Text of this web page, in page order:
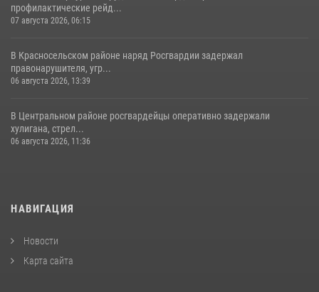
профилактические рейд...
07 августа 2026, 06:15
В Красносельском районе наряд Росгвардии задержал
правонарушителя, угр...
06 августа 2026, 13:39
В Центральном районе росгвардейцы оперативно задержали
хулигана, стрел...
06 августа 2026, 11:36
НАВИГАЦИЯ
Новости
Карта сайта